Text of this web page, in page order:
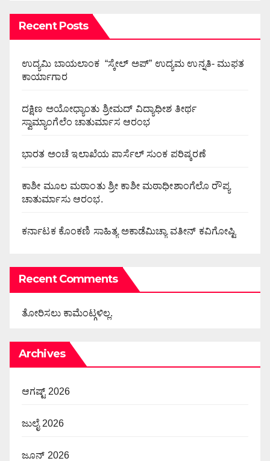
Recent Posts
ಉದ್ಯಮಿ ಬಾಯಲಾಂಕ “ಸ್ಕೇಲ್ ಅಪ್” ಉದ್ಯಮ ಉನ್ನತಿ- ಮುಫತ
ಕಾರ್ಯಾಗಾರ
ದಕ್ಷಿಣ ಅಯೋಧ್ಯಾಂತು ಶ್ರೀಮದ್ ವಿದ್ಯಾಧೀಶ ತೀರ್ಥ
ಸ್ವಾಮ್ಯಾಂಗೆಲೆಂ ಚಾತುರ್ಮಾಸ ಆರಂಭ
ಭಾರತ ಅಂಚೆ ಇಲಾಖೆಯ ಪಾರ್ಸೆಲ್ ಸುಂಕ ಪರಿಷ್ಕರಣೆ
ಕಾಶೀ ಮೂಲ ಮಠಾಂತು ಶ್ರೀ ಕಾಶೀ ಮಠಾಧೀಶಾಂಗೆಲೊ ರೌಪ್ಯ
ಚಾತುರ್ಮಾಸು ಆರಂಭ.
ಕರ್ನಾಟಕ ಕೊಂಕಣಿ ಸಾಹಿತ್ಯ ಅಕಾಡೆಮಿಚ್ಯಾ ವತೀನ್ ಕವಿಗೋಷ್ಟಿ
Recent Comments
ತೋರಿಸಲು ಕಾಮೆಂಟ್ಗಳಿಲ್ಲ.
Archives
ಆಗಷ್ಟ್ 2026
ಜುಲೈ 2026
ಜೂನ್ 2026